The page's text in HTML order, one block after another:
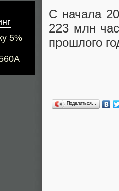
5%
С начала
223 млн
прошлого
Поделиться…